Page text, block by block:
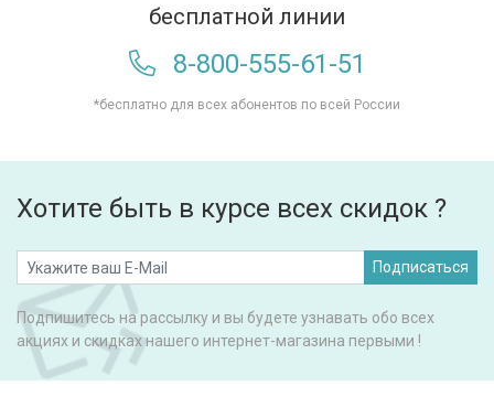
бесплатной линии
8-800-555-61-51
*бесплатно для всех абонентов по всей России
Хотите быть в курсе всех скидок ?
Подписаться
Подпишитесь на рассылку и вы будете узнавать обо всех
акциях и скидках нашего интернет-магазина первыми !